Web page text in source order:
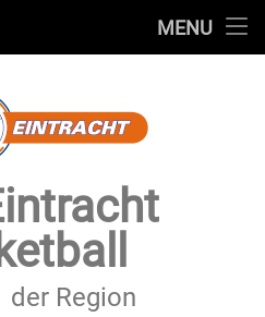
MENU
der Region